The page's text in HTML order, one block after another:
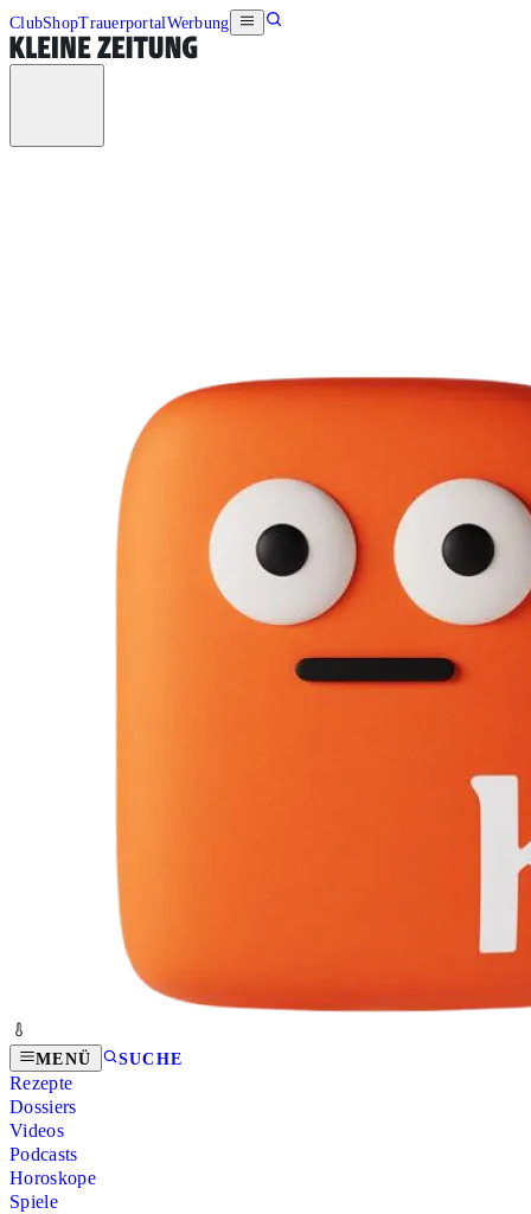
ClubShopTrauerportalWerbung
MENÜ SUCHE
Rezepte
Dossiers
Videos
Podcasts
Horoskope
Spiele